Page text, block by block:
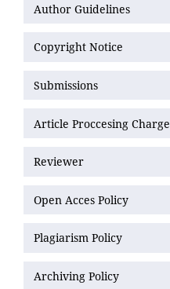
Author Guidelines
Copyright Notice
Submissions
Article Proccesing Charge
Reviewer
Open Acces Policy
Plagiarism Policy
Archiving Policy